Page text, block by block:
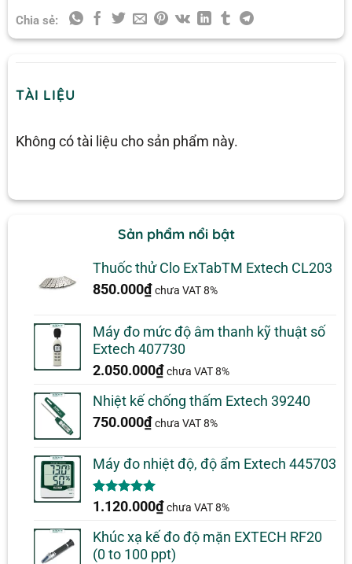
Chia sẻ:
TÀI LIỆU
Không có tài liệu cho sản phẩm này.
Sản phẩm nổi bật
Thuốc thử Clo ExTabTM Extech CL203
850.000₫ chưa VAT 8%
Máy đo mức độ âm thanh kỹ thuật số
Extech 407730
2.050.000₫ chưa VAT 8%
Nhiệt kế chống thấm Extech 39240
750.000₫ chưa VAT 8%
Máy đo nhiệt độ, độ ẩm Extech 445703
5.00trên 5
1
đánh giá
1.120.000₫ chưa VAT 8%
Khúc xạ kế đo độ mặn EXTECH RF20
(0 to 100 ppt)